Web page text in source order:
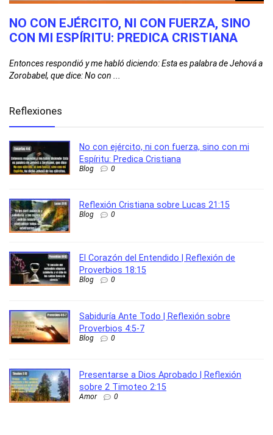
NO CON EJÉRCITO, NI CON FUERZA, SINO
CON MI ESPÍRITU: PREDICA CRISTIANA
Entonces respondió y me habló diciendo: Esta es palabra de Jehová a
Zorobabel, que dice: No con ...
Reflexiones
No con ejército, ni con fuerza, sino con mi
Espíritu: Predica Cristiana
Blog 0
Reflexión Cristiana sobre Lucas 21:15
Blog 0
El Corazón del Entendido | Reflexión de
Proverbios 18:15
Blog 0
Sabiduría Ante Todo | Reflexión sobre
Proverbios 4:5-7
Blog 0
Presentarse a Dios Aprobado | Reflexión
sobre 2 Timoteo 2:15
Amor 0